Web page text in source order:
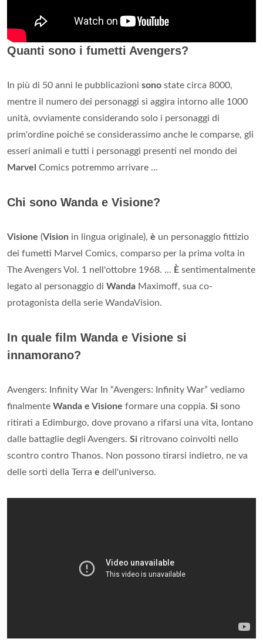
Quanti sono i fumetti Avengers?
In più di 50 anni le pubblicazioni sono state circa 8000,
mentre il numero dei personaggi si aggira intorno alle 1000
unità, ovviamente considerando solo i personaggi di
prim'ordine poiché se considerassimo anche le comparse, gli
esseri animali e tutti i personaggi presenti nel mondo dei
Marvel Comics potremmo arrivare ...
Chi sono Wanda e Visione?
Visione (Vision in lingua originale), è un personaggio fittizio
dei fumetti Marvel Comics, comparso per la prima volta in
The Avengers Vol. 1 nell'ottobre 1968. ... È sentimentalmente
legato al personaggio di Wanda Maximoff, sua co-
protagonista della serie WandaVision.
In quale film Wanda e Visione si
innamorano?
Avengers: Infinity War In “Avengers: Infinity War” vediamo
finalmente Wanda e Visione formare una coppia. Si sono
ritirati a Edimburgo, dove provano a rifarsi una vita, lontano
dalle battaglie degli Avengers. Si ritrovano coinvolti nello
scontro contro Thanos. Non possono tirarsi indietro, ne va
delle sorti della Terra e dell'universo.